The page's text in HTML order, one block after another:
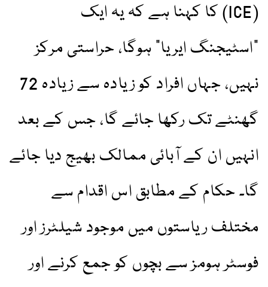
(ICE) کا کہنا ہے کہ یہ ایک
"اسٹیجنگ ایریا” ہوگا، حراستی مرکز
نہیں، جہاں افراد کو زیادہ سے زیادہ 72
گھنٹے تک رکھا جائے گا، جس کے بعد
انہیں ان کے آبائی ممالک بھیج دیا جائے
گا۔ حکام کے مطابق اس اقدام سے
مختلف ریاستوں میں موجود شیلٹرز اور
فوسٹر ہومز سے بچوں کو جمع کرنے اور